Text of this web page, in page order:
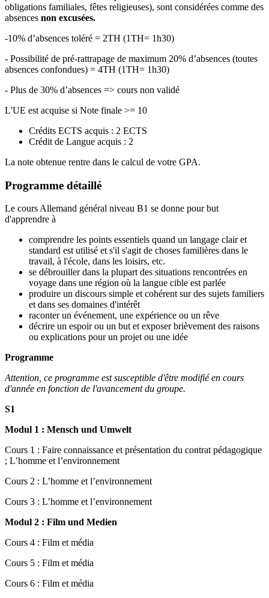
obligations familiales, fêtes religieuses), sont considérées comme des
absences non excusées.
-10% d’absences toléré = 2TH (1TH= 1h30)
- Possibilité de pré-rattrapage de maximum 20% d’absences (toutes
absences confondues) = 4TH (1TH= 1h30)
- Plus de 30% d’absences => cours non validé
L'UE est acquise si Note finale >= 10
Crédits ECTS acquis : 2 ECTS
Crédit de Langue acquis : 2
La note obtenue rentre dans le calcul de votre GPA.
Programme détaillé
Le cours Allemand général niveau B1 se donne pour but
d'apprendre à
comprendre les points essentiels quand un langage clair et
standard est utilisé et s'il s'agit de choses familières dans le
travail, à l'école, dans les loisirs, etc.
se débrouiller dans la plupart des situations rencontrées en
voyage dans une région où la langue cible est parlée
produire un discours simple et cohérent sur des sujets familiers
et dans ses domaines d'intérêt
raconter un événement, une expérience ou un rêve
décrire un espoir ou un but et exposer brièvement des raisons
ou explications pour un projet ou une idée
Programme
Attention, ce programme est susceptible d'être modifié en cours
d'année en fonction de l'avancement du groupe.
S1
Modul 1 : Mensch und Umwelt
Cours 1 : Faire connaissance et présentation du contrat pédagogique
; L’homme et l’environnement
Cours 2 : L’homme et l’environnement
Cours 3 : L’homme et l’environnement
Modul 2 : Film und Medien
Cours 4 : Film et média
Cours 5 : Film et média
Cours 6 : Film et média